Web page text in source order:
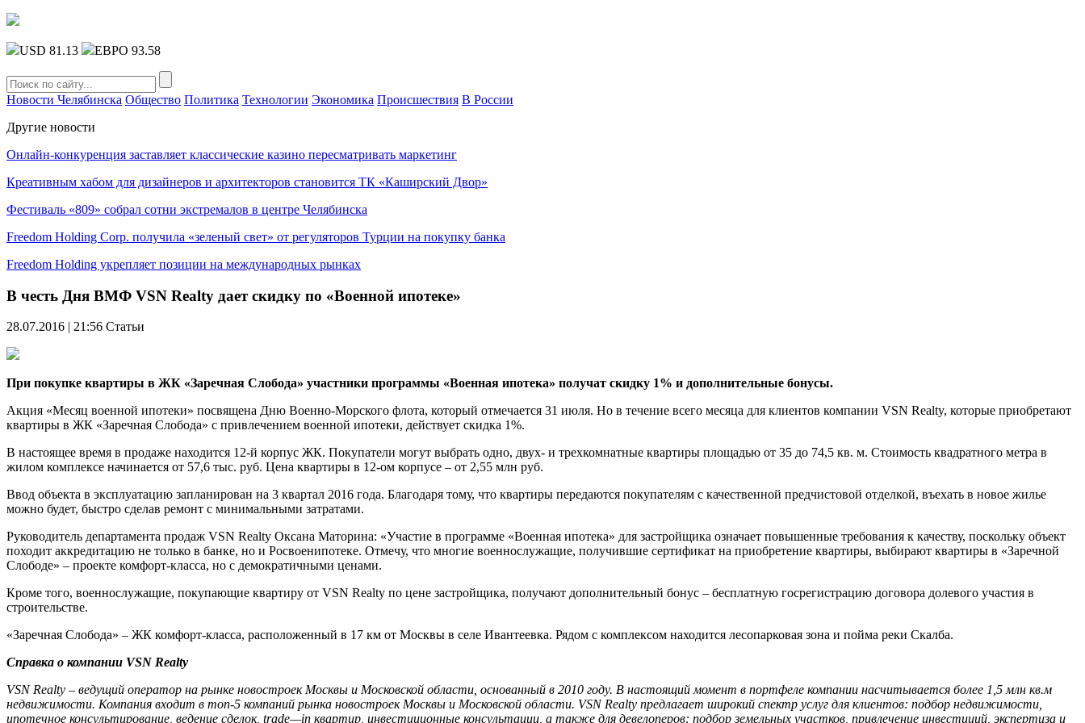
USD 81.13 ЕВРО 93.58
Новости Челябинска Общество Политика Технологии Экономика Происшествия В России
Другие новости
Онлайн-конкуренция заставляет классические казино пересматривать маркетинг
Креативным хабом для дизайнеров и архитекторов становится ТК «Каширский Двор»
Фестиваль «809» собрал сотни экстремалов в центре Челябинска
Freedom Holding Corp. получила «зеленый свет» от регуляторов Турции на покупку банка
Freedom Holding укрепляет позиции на международных рынках
В честь Дня ВМФ VSN Realty дает скидку по «Военной ипотеке»
28.07.2016 | 21:56 Статьи
При покупке квартиры в ЖК «Заречная Слобода» участники программы «Военная ипотека» получат скидку 1% и дополнительные бонусы.
Акция «Месяц военной ипотеки» посвящена Дню Военно-Морского флота, который отмечается 31 июля. Но в течение всего месяца для клиентов компании VSN Realty, которые приобретают
квартиры в ЖК «Заречная Слобода» с привлечением военной ипотеки, действует скидка 1%.
В настоящее время в продаже находится 12-й корпус ЖК. Покупатели могут выбрать одно, двух- и трехкомнатные квартиры площадью от 35 до 74,5 кв. м. Стоимость квадратного метра в
жилом комплексе начинается от 57,6 тыс. руб. Цена квартиры в 12-ом корпусе – от 2,55 млн руб.
Ввод объекта в эксплуатацию запланирован на 3 квартал 2016 года. Благодаря тому, что квартиры передаются покупателям с качественной предчистовой отделкой, въехать в новое жилье
можно будет, быстро сделав ремонт с минимальными затратами.
Руководитель департамента продаж VSN Realty Оксана Маторина: «Участие в программе «Военная ипотека» для застройщика означает повышенные требования к качеству, поскольку объект
походит аккредитацию не только в банке, но и Росвоенипотеке. Отмечу, что многие военнослужащие, получившие сертификат на приобретение квартиры, выбирают квартиры в «Заречной
Слободе» – проекте комфорт-класса, но с демократичными ценами.
Кроме того, военнослужащие, покупающие квартиру от VSN Realty по цене застройщика, получают дополнительный бонус – бесплатную госрегистрацию договора долевого участия в
строительстве.
«Заречная Слобода» – ЖК комфорт-класса, расположенный в 17 км от Москвы в селе Ивантеевка. Рядом с комплексом находится лесопарковая зона и пойма реки Скалба.
Справка о компании VSN Realty
VSN Realty – ведущий оператор на рынке новостроек Москвы и Московской области, основанный в 2010 году. В настоящий момент в портфеле компании насчитывается более 1,5 млн кв.м
недвижимости. Компания входит в топ-5 компаний рынка новостроек Москвы и Московской области. VSN Realty предлагает широкий спектр услуг для клиентов: подбор недвижимости,
ипотечное консультирование, ведение сделок, trade—in квартир, инвестиционные консультации, а также для девелоперов: подбор земельных участков, привлечение инвестиций, экспертиза и